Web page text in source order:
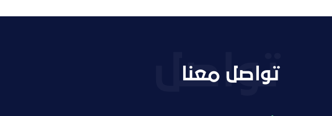
تواصل معنا